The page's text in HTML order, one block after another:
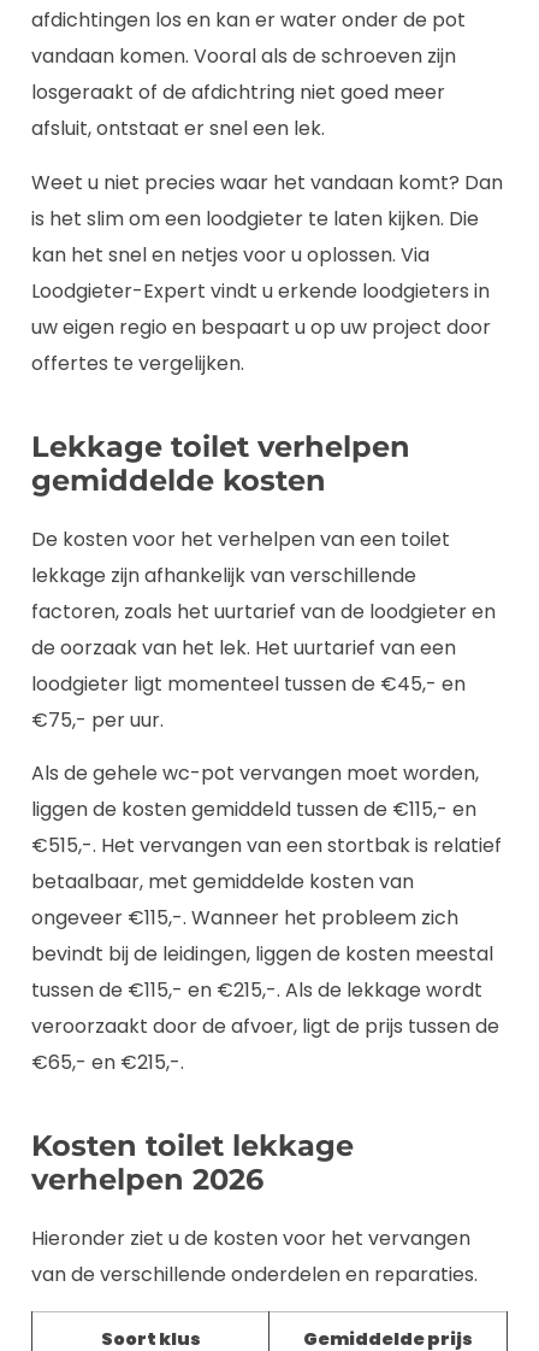
afdichtingen los en kan er water onder de pot
vandaan komen. Vooral als de schroeven zijn
losgeraakt of de afdichtring niet goed meer
afsluit, ontstaat er snel een lek.
Weet u niet precies waar het vandaan komt? Dan
is het slim om een loodgieter te laten kijken. Die
kan het snel en netjes voor u oplossen. Via
Loodgieter-Expert vindt u erkende loodgieters in
uw eigen regio en bespaart u op uw project door
offertes te vergelijken.
Lekkage toilet verhelpen
gemiddelde kosten
De kosten voor het verhelpen van een toilet
lekkage zijn afhankelijk van verschillende
factoren, zoals het uurtarief van de loodgieter en
de oorzaak van het lek. Het uurtarief van een
loodgieter ligt momenteel tussen de €45,- en
€75,- per uur.
Als de gehele wc-pot vervangen moet worden,
liggen de kosten gemiddeld tussen de €115,- en
€515,-. Het vervangen van een stortbak is relatief
betaalbaar, met gemiddelde kosten van
ongeveer €115,-. Wanneer het probleem zich
bevindt bij de leidingen, liggen de kosten meestal
tussen de €115,- en €215,-. Als de lekkage wordt
veroorzaakt door de afvoer, ligt de prijs tussen de
€65,- en €215,-.
Kosten toilet lekkage
verhelpen 2026
Hieronder ziet u de kosten voor het vervangen
van de verschillende onderdelen en reparaties.
Soort klus Gemiddelde prijs